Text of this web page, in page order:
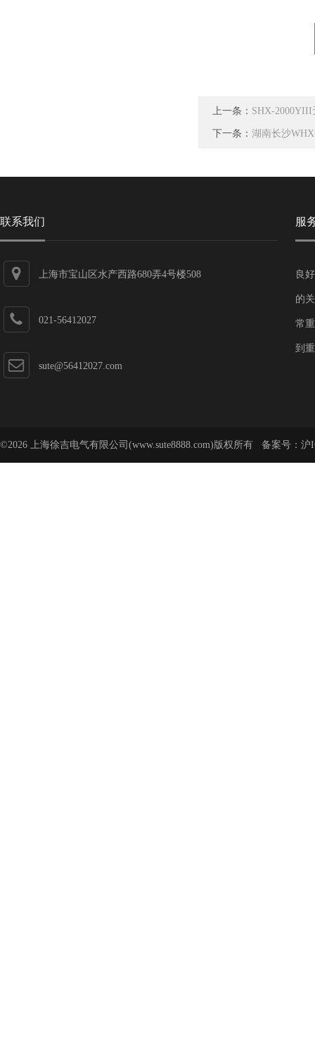
上一条： SHX-
下一条： 湖南长沙
联系我们
上海市宝山区水产西路680弄4号楼508
021-56412027
sute@56412027.com
服
良
的
常
到
©2026 上海徐吉电气有限公司(www.sute8888.com)版权所有 备案号： 沪